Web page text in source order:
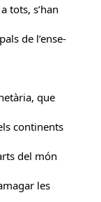
tots, s’han
de l’ense-
que
continents
del món
les